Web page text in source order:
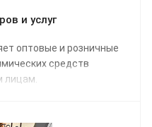
и услуг
оптовые и розничные
средств
лицам.